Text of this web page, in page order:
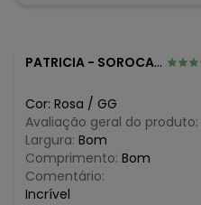
abril/2026
fevereiro/2026
PATRICIA - SOROCABA - SP
Cor: Rosa / GG
Avaliação geral do produto:
Largura: Bom
Comprimento: Bom
Comentário:
Incrível